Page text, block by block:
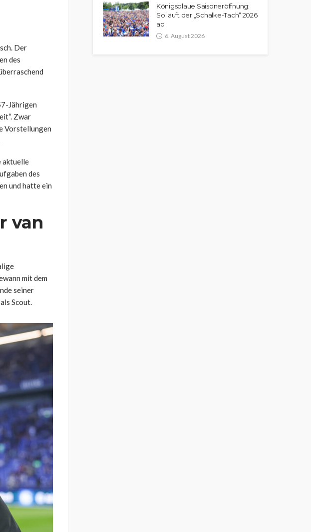
Der
des
Jährigen
Zwar
Vorstellungen
aktuelle
des
und hatte ein
van
mit dem
seiner
Scout.
Königsblaue Saisoneröffnung:
So läuft der „Schalke-Tach“ 2026
ab
6. August 2026